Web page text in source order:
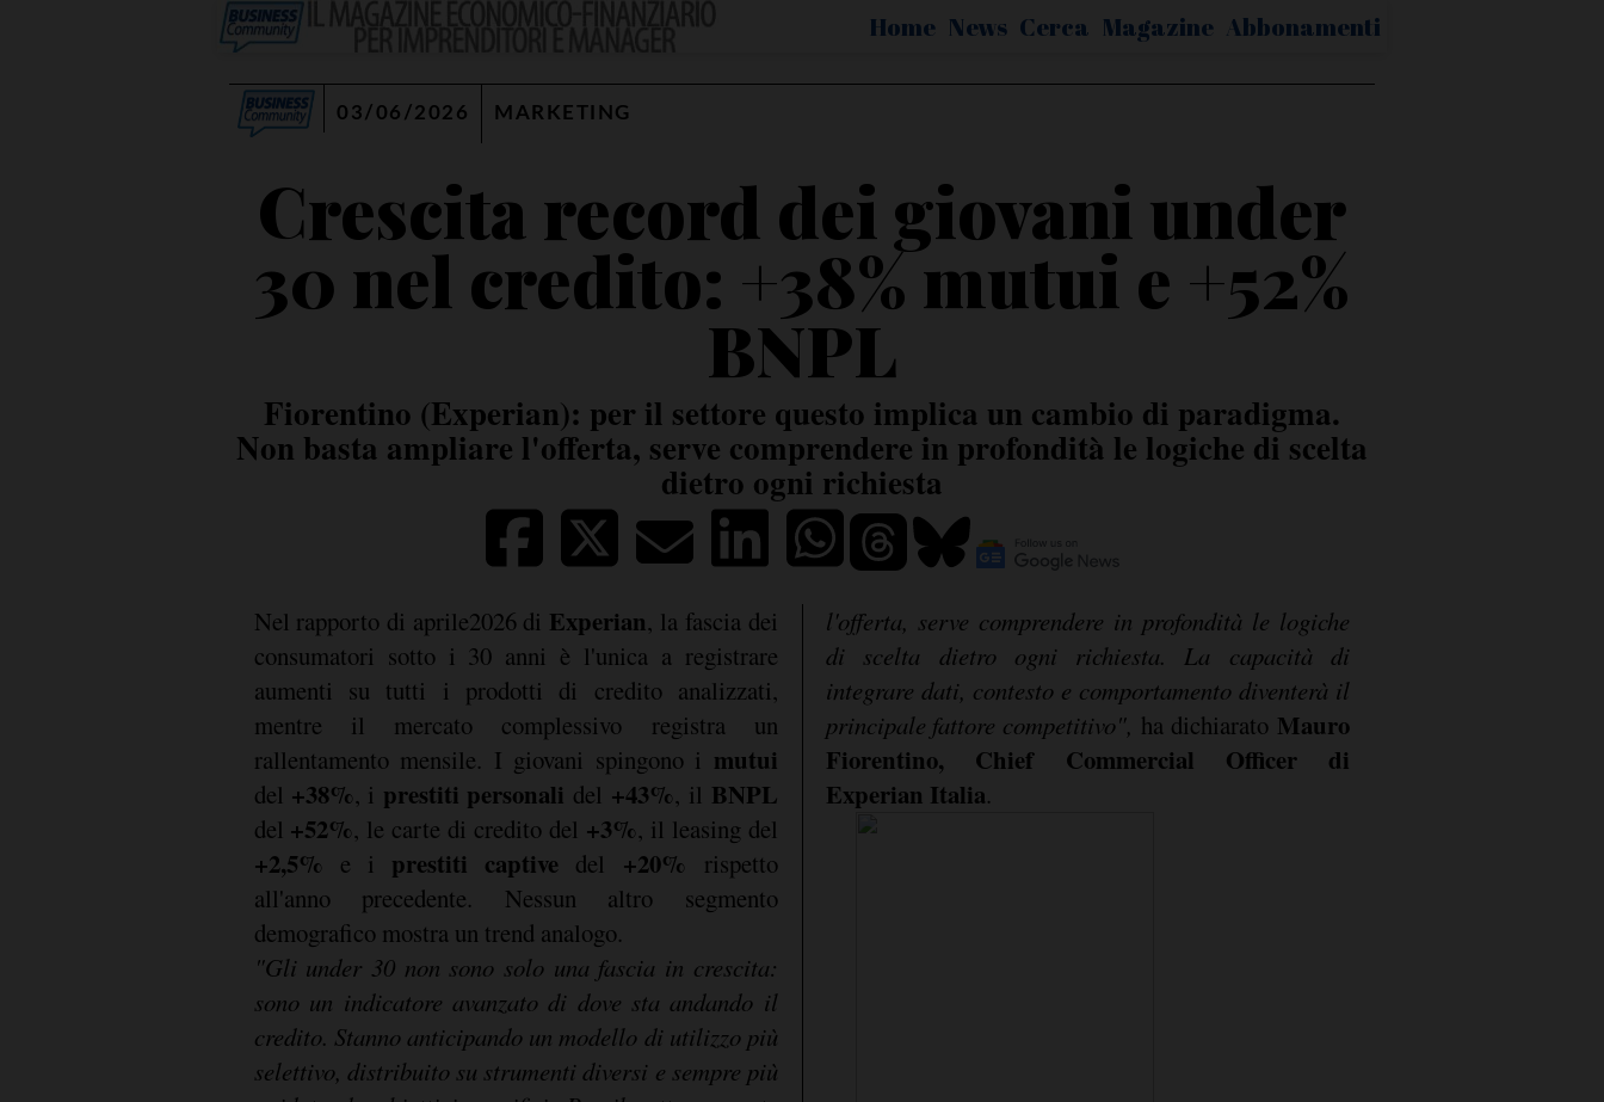
Home News Cerca Magazine Abbonamenti
03/06/2026 MARKETING
Crescita record dei giovani under
30 nel credito: +38% mutui e +52%
BNPL
Fiorentino (Experian): per il settore questo implica un cambio di paradigma.
Non basta ampliare l'offerta, serve comprendere in profondità le logiche di scelta
dietro ogni richiesta
Nel rapporto di aprile2026 di Experian, la fascia dei
consumatori sotto i 30 anni è l'unica a registrare
aumenti su tutti i prodotti di credito analizzati,
mentre il mercato complessivo registra un
rallentamento mensile. I giovani spingono i mutui
del +38%, i prestiti personali del +43%, il BNPL
del +52%, le carte di credito del +3%, il leasing del
+2,5% e i prestiti captive del +20% rispetto
all'anno precedente. Nessun altro segmento
demografico mostra un trend analogo.
"Gli under 30 non sono solo una fascia in crescita:
sono un indicatore avanzato di dove sta andando il
credito. Stanno anticipando un modello di utilizzo più
selettivo, distribuito su strumenti diversi e sempre più
l'offerta, serve comprendere in profondità le logiche
di scelta dietro ogni richiesta. La capacità di
integrare dati, contesto e comportamento diventerà il
principale fattore competitivo", ha dichiarato Mauro
Fiorentino, Chief Commercial Officer di
Experian Italia.